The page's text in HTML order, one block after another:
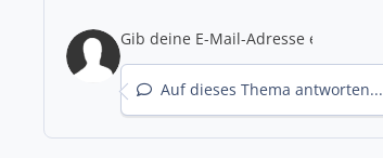
Auf dieses Thema antworten...